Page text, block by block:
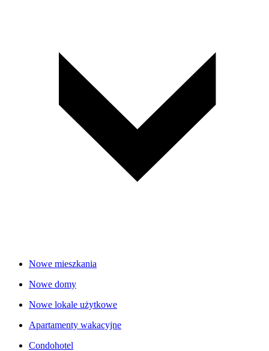
Nowe mieszkania
Nowe domy
Nowe lokale użytkowe
Apartamenty wakacyjne
Condohotel